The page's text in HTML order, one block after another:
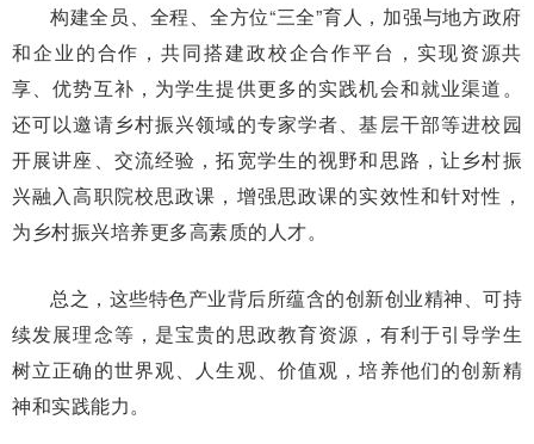
构建全员、全程、全方位“三全”育人，加强与地方政府
和企业的合作，共同搭建政校企合作平台，实现资源共
享、优势互补，为学生提供更多的实践机会和就业渠道。
还可以邀请乡村振兴领域的专家学者、基层干部等进校园
开展讲座、交流经验，拓宽学生的视野和思路，让乡村振
兴融入高职院校思政课，增强思政课的实效性和针对性，
为乡村振兴培养更多高素质的人才。
总之，这些特色产业背后所蕴含的创新创业精神、可持
续发展理念等，是宝贵的思政教育资源，有利于引导学生
树立正确的世界观、人生观、价值观，培养他们的创新精
神和实践能力。